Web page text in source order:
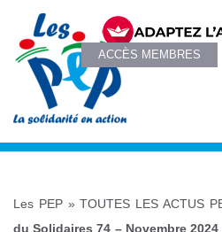
ACCÈS MEMBRES
Les PEP»TOUTES LES ACTUS
du Solidaires 74 – Novembre